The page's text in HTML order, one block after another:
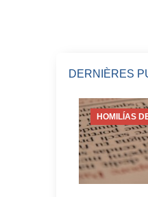
DERNIÈRES
HOMILÍAS